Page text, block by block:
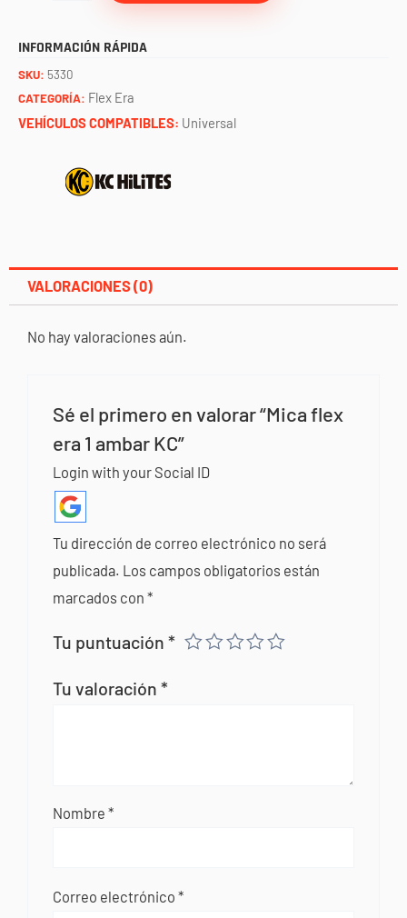
cantidad
INFORMACIÓN RÁPIDA
SKU: 5330
CATEGORÍA: Flex Era
VEHÍCULOS COMPATIBLES: Universal
VALORACIONES (0)
No hay valoraciones aún.
Sé el primero en valorar “Mica flex
era 1 ambar KC”
Login with your Social ID
Tu dirección de correo electrónico no será
publicada. Los campos obligatorios están
marcados con*
Tu puntuación*
Tu valoración*
Nombre*
Correo electrónico*